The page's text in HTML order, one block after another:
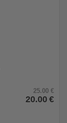
25.00 €
20.00 €